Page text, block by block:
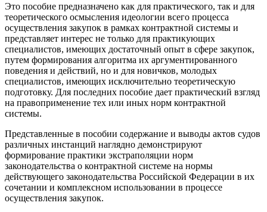
Это пособие предназначено как для практического, так и для
теоретического осмысления идеологии всего процесса
осуществления закупок в рамках контрактной системы и
представляет интерес не только для практикующих
специалистов, имеющих достаточный опыт в сфере закупок,
путем формирования алгоритма их аргументированного
поведения и действий, но и для новичков, молодых
специалистов, имеющих исключительно теоретическую
подготовку. Для последних пособие дает практический взгляд
на правоприменение тех или иных норм контрактной
системы.
Представленные в пособии содержание и выводы актов судов
различных инстанций наглядно демонстрируют
формирование практики экстраполяции норм
законодательства о контрактной системе на нормы
действующего законодательства Российской Федерации в их
сочетании и комплексном использовании в процессе
осуществления закупок.